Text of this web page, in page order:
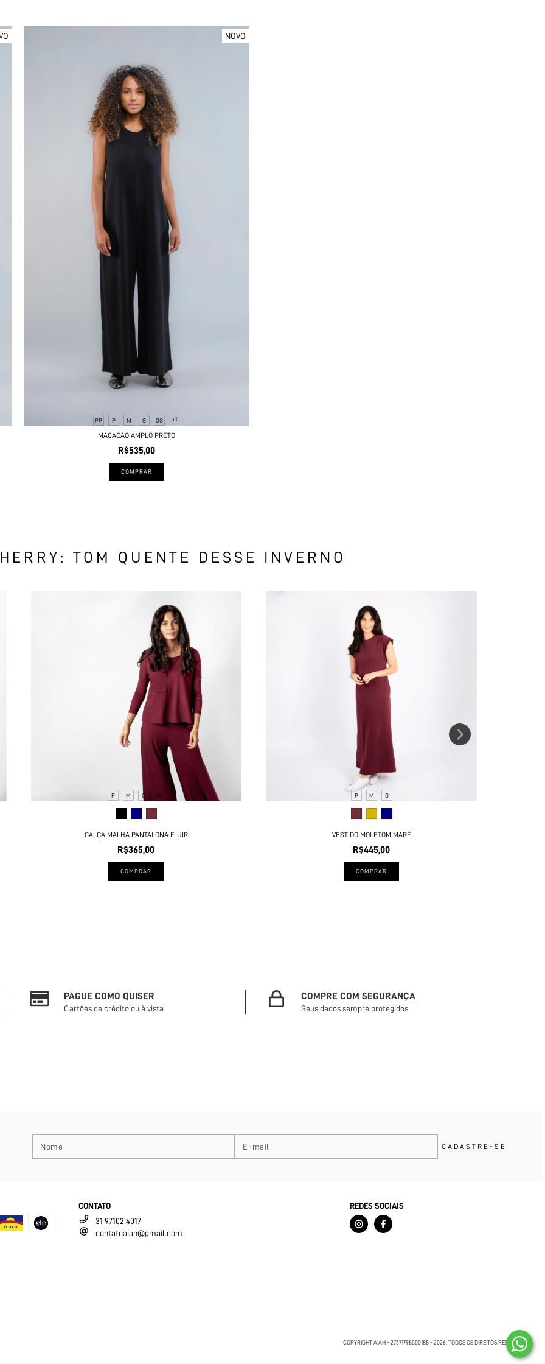
NOVO
PP P M G GG +1
MACACÃO AMPLO PRETO
R$535,00
COMPRAR
TOM QUENTE DESSE INVERNO
P M G GG
CALÇA MALHA PANTALONA FLUIR
R$365,00
COMPRAR
P M G
VESTIDO MOLETOM MARÉ
R$445,00
COMPRAR
PAGUE COMO QUISER
Cartões de crédito ou à vista
COMPRE COM SEGURANÇA
Seus dados sempre protegidos
CONTATO
31 97102 4017
contatoaiah@gmail.com
REDES SOCIAIS
COPYRIGHT AIAH - 27571798000188 - 2026. TODOS OS DIREITOS RESERVADOS.